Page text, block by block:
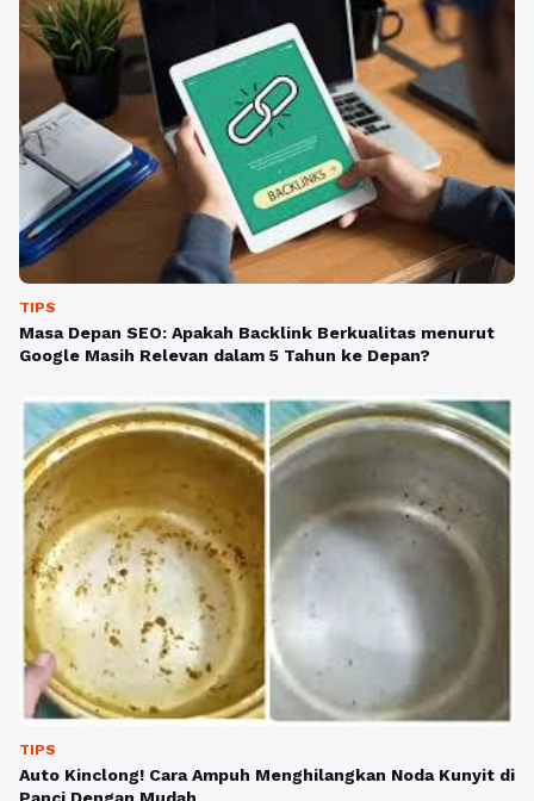
TIPS
Masa Depan SEO: Apakah Backlink Berkualitas menurut
Google Masih Relevan dalam 5 Tahun ke Depan?
TIPS
Auto Kinclong! Cara Ampuh Menghilangkan Noda Kunyit di
Panci Dengan Mudah